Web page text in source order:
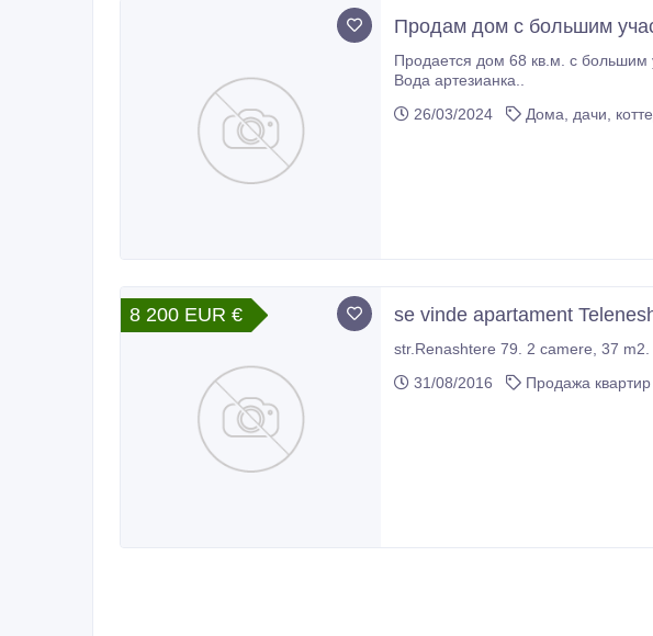
Продам дом с большим
Продается дом 68 кв.м. с большим участком 78сот. В доме 2 комнаты кухня сени. Имеется погреб, хозпостройки, летняя кухня.
Вода артезианка..
26/03/2024
Дома, дачи,
8 200 EUR € se vinde apartament
str.Renashtere 79. 2 camere, 37
31/08/2016
Продажа квартир